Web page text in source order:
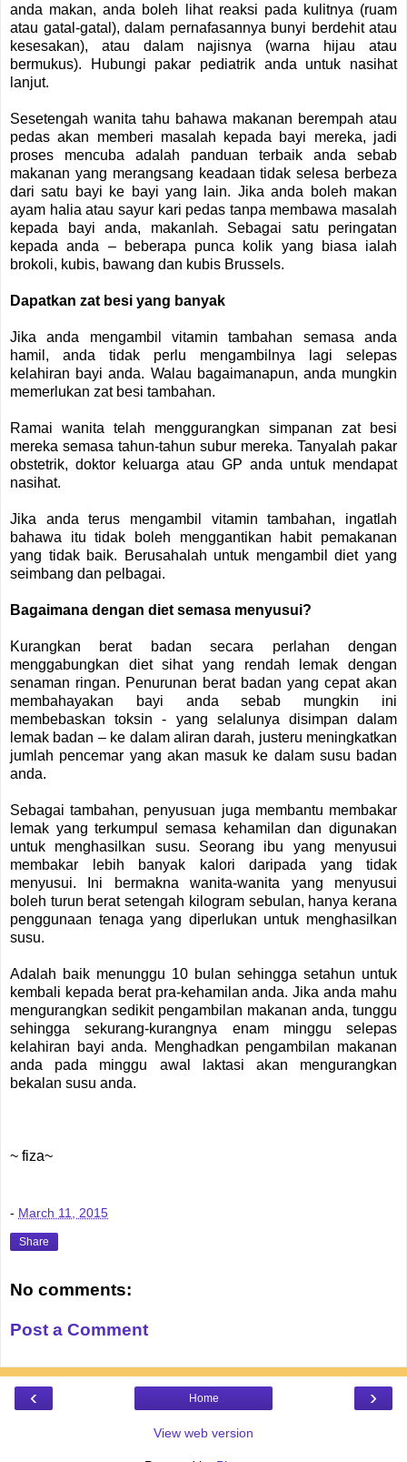
anda makan, anda boleh lihat reaksi pada kulitnya (ruam
atau gatal-gatal), dalam pernafasannya bunyi berdehit atau
kesesakan), atau dalam najisnya (warna hijau atau
bermukus). Hubungi pakar pediatrik anda untuk nasihat
lanjut.
Sesetengah wanita tahu bahawa makanan berempah atau
pedas akan memberi masalah kepada bayi mereka, jadi
proses mencuba adalah panduan terbaik anda sebab
makanan yang merangsang keadaan tidak selesa berbeza
dari satu bayi ke bayi yang lain. Jika anda boleh makan
ayam halia atau sayur kari pedas tanpa membawa masalah
kepada bayi anda, makanlah. Sebagai satu peringatan
kepada anda – beberapa punca kolik yang biasa ialah
brokoli, kubis, bawang dan kubis Brussels.
Dapatkan zat besi yang banyak
Jika anda mengambil vitamin tambahan semasa anda
hamil, anda tidak perlu mengambilnya lagi selepas
kelahiran bayi anda. Walau bagaimanapun, anda mungkin
memerlukan zat besi tambahan.
Ramai wanita telah menggurangkan simpanan zat besi
mereka semasa tahun-tahun subur mereka. Tanyalah pakar
obstetrik, doktor keluarga atau GP anda untuk mendapat
nasihat.
Jika anda terus mengambil vitamin tambahan, ingatlah
bahawa itu tidak boleh menggantikan habit pemakanan
yang tidak baik. Berusahalah untuk mengambil diet yang
seimbang dan pelbagai.
Bagaimana dengan diet semasa menyusui?
Kurangkan berat badan secara perlahan dengan
menggabungkan diet sihat yang rendah lemak dengan
senaman ringan. Penurunan berat badan yang cepat akan
membahayakan bayi anda sebab mungkin ini
membebaskantoksin - yang selalunya disimpan dalam
lemak badan – ke dalam aliran darah, justeru meningkatkan
jumlah pencemar yang akan masuk ke dalam susu badan
anda.
Sebagai tambahan, penyusuan juga membantu membakar
lemak yang terkumpul semasa kehamilan dan digunakan
untuk menghasilkan susu. Seorang ibu yang menyusui
membakar lebih banyak kalori daripada yang tidak
menyusui. Ini bermakna wanita-wanita yang menyusui
boleh turun berat setengah kilogram sebulan, hanya kerana
penggunaan tenaga yang diperlukan untuk menghasilkan
susu.
Adalah baik menunggu 10 bulan sehingga setahun untuk
kembali kepada berat pra-kehamilan anda. Jika anda mahu
mengurangkan sedikit pengambilan makanan anda, tunggu
sehingga sekurang-kurangnya enam minggu selepas
kelahiran bayi anda. Menghadkan pengambilan makanan
anda pada minggu awal laktasi akan mengurangkan
bekalan susu anda.
~ fiza~
- March 11, 2015
Share
No comments:
Post a Comment
‹ ›
Home
View web version